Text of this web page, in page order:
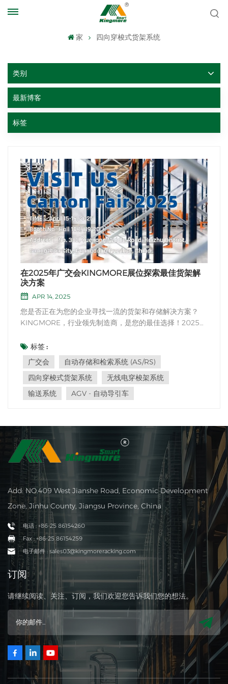
家 四向穿梭式货架系统
类别
最新博客
标签
在2025年广交会KINGMORE展位探索最佳货架解
决方案
APR 14, 2025
您是否正在为您的企业寻找一流的货架和存储解决方案？
KINGMORE，行业领先制造商，是您的最佳选择！2025年
大广交会。我们的展位位于10.1号馆I19-20，对于任何从事
仓储、物流或零售行业的人来说，都是不容错过的。 我们的
公司：KINGMOREKINGMORE 在仓储设备制造行业拥...
标签 :
广交会
自动存储和检索系统 (AS/RS)
四向穿梭式货架系统
无线电穿梭架系统
输送系统
AGV - 自动导引车
Add: NO.409 West Jianshe Road, Economic Development
Zone, Jinhu County, Jiangsu Province, China
电话 : +86-25 86154260
Fax : +86-25 86154259
电子邮件 : sales03@kingmoreracking.com
订阅
请继续阅读、关注、订阅，我们欢迎您告诉我们您的想法。